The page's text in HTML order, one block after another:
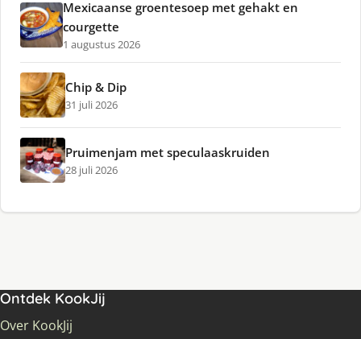
Mexicaanse groentesoep met gehakt en
courgette
1 augustus 2026
Chip & Dip
31 juli 2026
Pruimenjam met speculaaskruiden
28 juli 2026
Ontdek KookJij
Over KookJij